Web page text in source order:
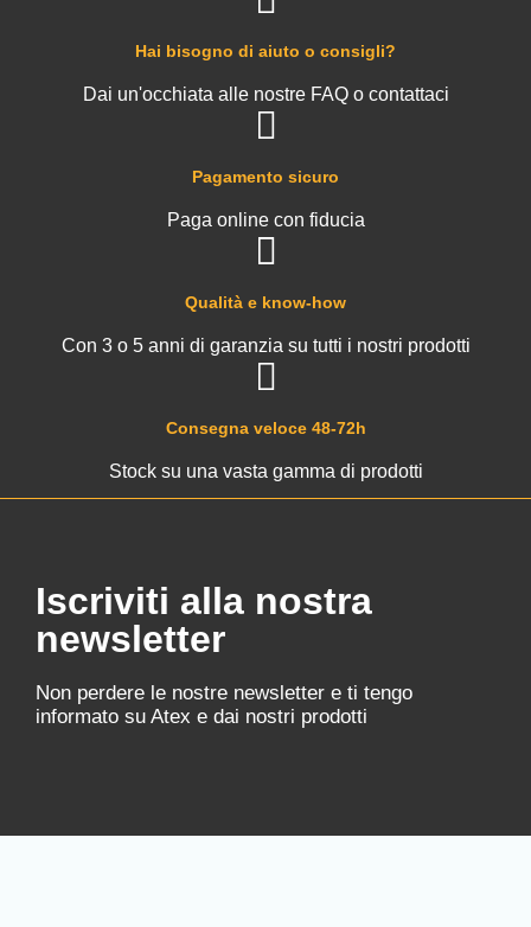
Consegna veloce 48-72h
Stock su una vasta gamma di prodotti
Qualità e know-how
Con 3 o 5 anni di garanzia su tutti i nostri prodotti
Pagamento sicuro
Paga online con fiducia
Hai bisogno di aiuto o consigli?
Dai un'occhiata alle nostre FAQ o contattaci
Iscriviti alla nostra
newsletter
Non perdere le nostre newsletter e ti tengo
informato su Atex e dai nostri prodotti